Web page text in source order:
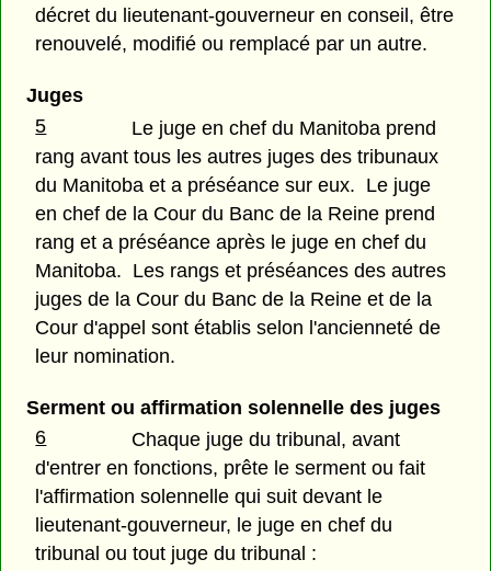
décret du lieutenant-gouverneur en conseil, être
renouvelé, modifié ou remplacé par un autre.
Juges
5
Le juge en chef du Manitoba prend
rang avant tous les autres juges des tribunaux
du Manitoba et a préséance sur eux. Le juge
en chef de la Cour du Banc de la Reine prend
rang et a préséance après le juge en chef du
Manitoba. Les rangs et préséances des autres
juges de la Cour du Banc de la Reine et de la
Cour d'appel sont établis selon l'ancienneté de
leur nomination.
Serment ou affirmation solennelle des juges
6
Chaque juge du tribunal, avant
d'entrer en fonctions, prête le serment ou fait
l'affirmation solennelle qui suit devant le
lieutenant-gouverneur, le juge en chef du
tribunal ou tout juge du tribunal :